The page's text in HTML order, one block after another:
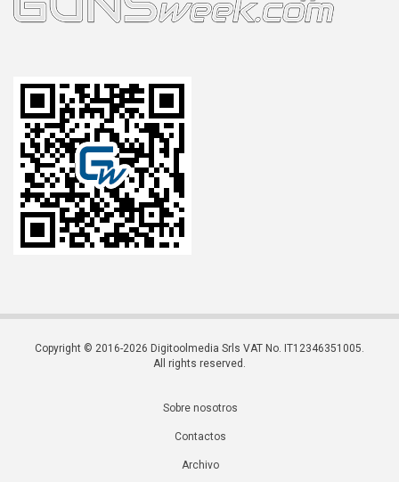
Copyright © 2016-2026 Digitoolmedia Srls VAT No. IT12346351005.
All rights reserved.
Sobre nosotros
Contactos
Archivo